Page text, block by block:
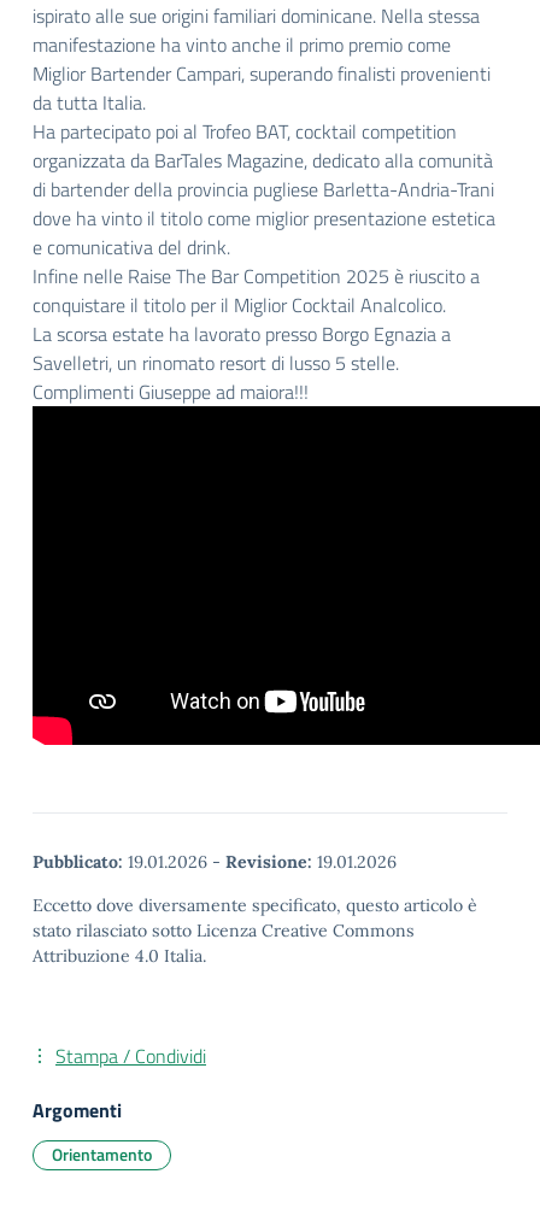
ispirato alle sue origini familiari dominicane. Nella stessa
manifestazione ha vinto anche il primo premio come
Miglior Bartender Campari, superando finalisti provenienti
da tutta Italia.
Ha partecipato poi al Trofeo BAT, cocktail competition
organizzata da BarTales Magazine, dedicato alla comunità
di bartender della provincia pugliese Barletta-Andria-Trani
dove ha vinto il titolo come miglior presentazione estetica
e comunicativa del drink.
Infine nelle Raise The Bar Competition 2025 è riuscito a
conquistare il titolo per il Miglior Cocktail Analcolico.
La scorsa estate ha lavorato presso Borgo Egnazia a
Savelletri, un rinomato resort di lusso 5 stelle.
Complimenti Giuseppe ad maiora!!!
Pubblicato: 19.01.2026 - Revisione: 19.01.2026
Eccetto dove diversamente specificato, questo articolo è
stato rilasciato sotto Licenza Creative Commons
Attribuzione 4.0 Italia.
Stampa / Condividi
Argomenti
Orientamento